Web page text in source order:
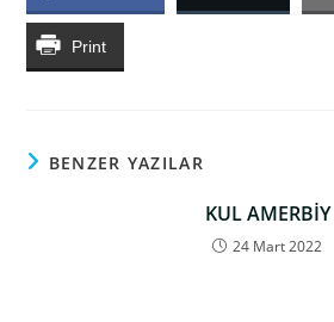
Print
BENZER YAZILAR
KUL AMERBİY
24 Mart 2022